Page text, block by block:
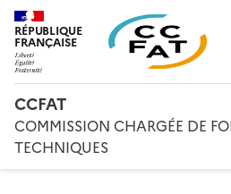
RÉPUBLIQUE
FRANÇAISE
CCFAT
COMMISSION CHARGÉE DE
TECHNIQUES